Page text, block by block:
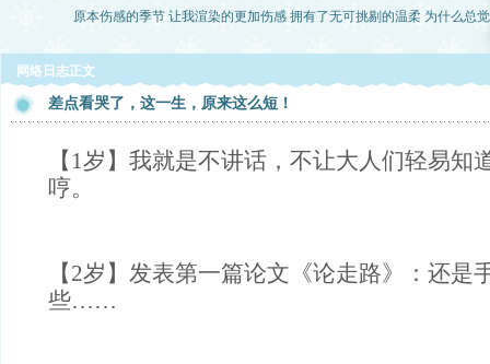
原本伤感的季节 让我渲染的更加伤感 拥有了无可挑剔的温柔 为什么总
网络日志正文
差点看哭了，这一生，原来这么短！
【1岁】我就是不讲话，不让大人们轻易知
哼。
【2岁】发表第一篇论文《论走路》：还是
些……